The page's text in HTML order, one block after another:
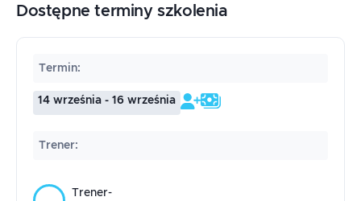
Dostępne terminy szkolenia
Termin:
14 września - 16 września
Trener:
Trener-